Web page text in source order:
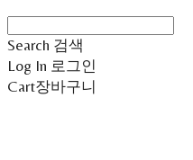
Search 검색
Log In 로그인
Cart장바구니